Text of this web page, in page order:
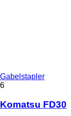
Gabelstapler
6
Komatsu FD30